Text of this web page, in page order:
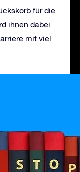
für die
ihnen dabei
mit viel